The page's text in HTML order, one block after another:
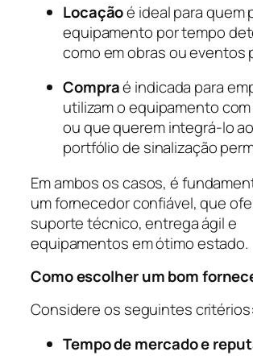
Locaçãoé ideal para quem
equipamento por tempo
como em obras ou eventos
Compraé indicada para
utilizam o equipamento
ou que querem integrá-lo
portfólio de sinalização
Em ambos os casos, é
um fornecedor confiável, que
suporte técnico, entrega ágil e
equipamentos em ótimo estado.
Como escolher um bom
Considere os seguintes critérios:
Tempo de mercado e